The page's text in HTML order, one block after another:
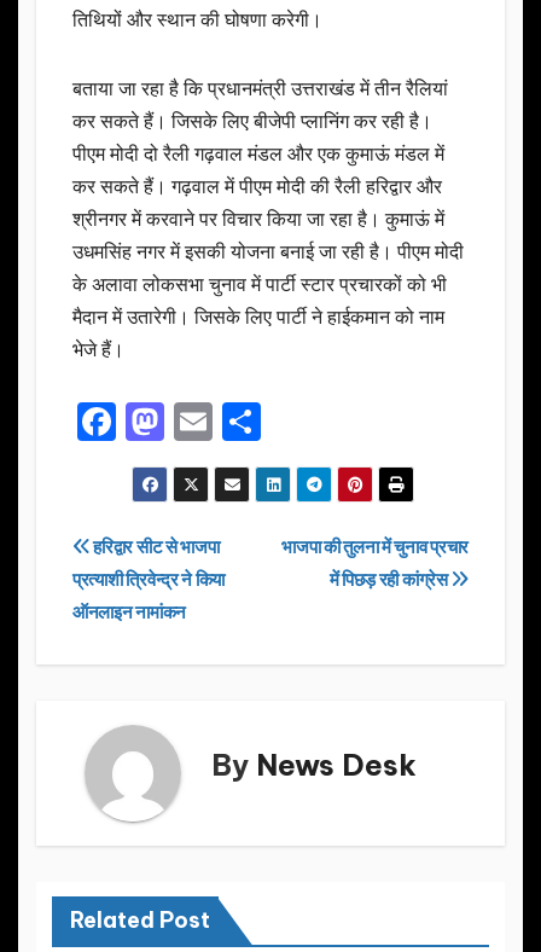
तिथियों और स्थान की घोषणा करेगी।
बताया जा रहा है कि प्रधानमंत्री उत्तराखंड में तीन रैलियां
कर सकते हैं। जिसके लिए बीजेपी प्लानिंग कर रही है।
पीएम मोदी दो रैली गढ़वाल मंडल और एक कुमाऊं मंडल में
कर सकते हैं। गढ़वाल में पीएम मोदी की रैली हरिद्वार और
श्रीनगर में करवाने पर विचार किया जा रहा है। कुमाऊं में
उधमसिंह नगर में इसकी योजना बनाई जा रही है। पीएम मोदी
के अलावा लोकसभा चुनाव में पार्टी स्टार प्रचारकों को भी
मैदान में उतारेगी। जिसके लिए पार्टी ने हाईकमान को नाम
भेजे हैं।
F
a
c
e
b
o
o
M
a
st
o
d
o
n
E
m
ail
h
ar
e
Post
navigation
भाजपा की तुलना में चुनाव प्रचार
में पिछड़ रही कांग्रेस
हरिद्वार सीट से भाजपा
प्रत्याशी त्रिवेन्द्र ने किया
ऑनलाइन नामांकन
By News Desk
Related Post